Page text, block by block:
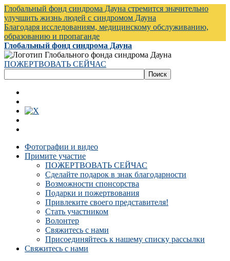
Глобальный фонд синдрома Дауна стремится значительно
улучшить жизнь людей с синдромом Дауна
Благодаря исследованиям, медицинскому обслуживанию,
образованию и пропаганде
Глобальный фонд синдрома Дауна
ПОЖЕРТВОВАТЬ СЕЙЧАС
Фотографии и видео
Примите участие
ПОЖЕРТВОВАТЬ СЕЙЧАС
Сделайте подарок в знак благодарности
Возможности спонсорства
Подарки и пожертвования
Привлеките своего представителя!
Стать участником
Волонтер
Свяжитесь с нами
Присоединяйтесь к нашему списку рассылки
Свяжитесь с нами